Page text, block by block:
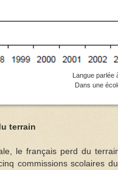
Langue parlée
Dans une
terrain
le français perd du
commissions scolaires